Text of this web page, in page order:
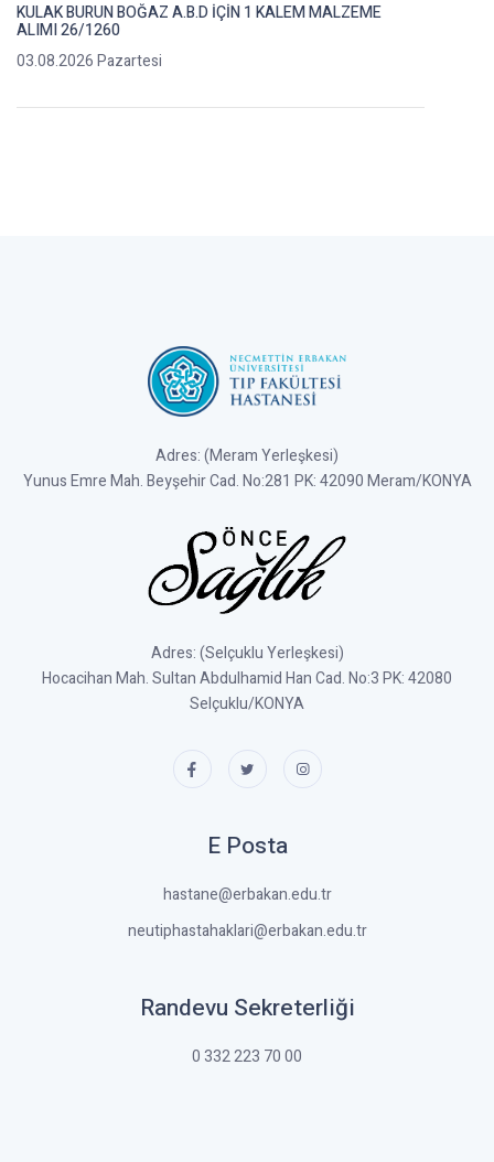
KULAK BURUN BOĞAZ A.B.D İÇİN 1 KALEM MALZEME
ALIMI 26/1260
03.08.2026 Pazartesi
Adres: (Meram Yerleşkesi)
Yunus Emre Mah. Beyşehir Cad. No:281 PK: 42090 Meram/KONYA
Adres: (Selçuklu Yerleşkesi)
Hocacihan Mah. Sultan Abdulhamid Han Cad. No:3 PK: 42080
Selçuklu/KONYA
E Posta
hastane@erbakan.edu.tr
neutiphastahaklari@erbakan.edu.tr
Randevu Sekreterliği
0 332 223 70 00